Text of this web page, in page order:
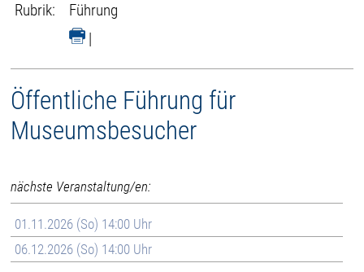
Rubrik:
Führung
|
Öffentliche Führung für
Museumsbesucher
nächste Veranstaltung/en:
01.11.2026 (So) 14:00 Uhr
06.12.2026 (So) 14:00 Uhr